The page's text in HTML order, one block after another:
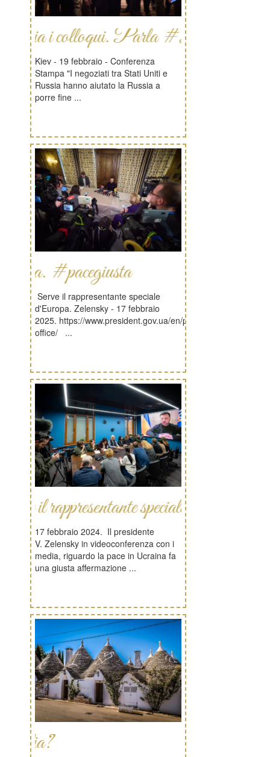
Parla #Zelensky
Kiev - 19 febbraio - Conferenza
Stampa "I negoziati tra Stati Uniti e
Russia hanno aiutato la Russia a
porre fine ...
Serve il rappresentante speciale
d'Europa. Zelensky - 17 febbraio
2025. https://www.president.gov.ua/en/press-
office/ ...
speciale d'Europa
17 febbraio 2024. Il presidente
V. Zelensky in videoconferenza con i
media, riguardo la pace in Ucraina fa
una giusta affermazione ...
Hai un'